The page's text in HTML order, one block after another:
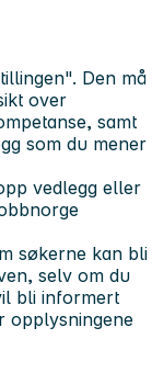
Den må
over
samt
som du mener
vedlegg eller
søkerne kan bli
selv om du
bli informert
opplysningene